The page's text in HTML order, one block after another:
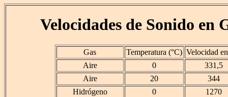
Velocidades de Sonido en
Gas Temperatura (°C) Velocidad
Aire
0
331,5
Aire
20
344
Hidrógeno
0
1270